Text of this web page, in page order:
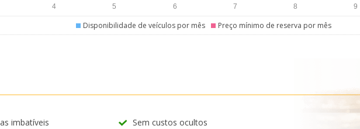
Disponibilidade de veículos por mês Preço mínimo de reserva por mês
imbatíveis Sem custos ocultos